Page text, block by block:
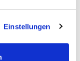
Einstellungen